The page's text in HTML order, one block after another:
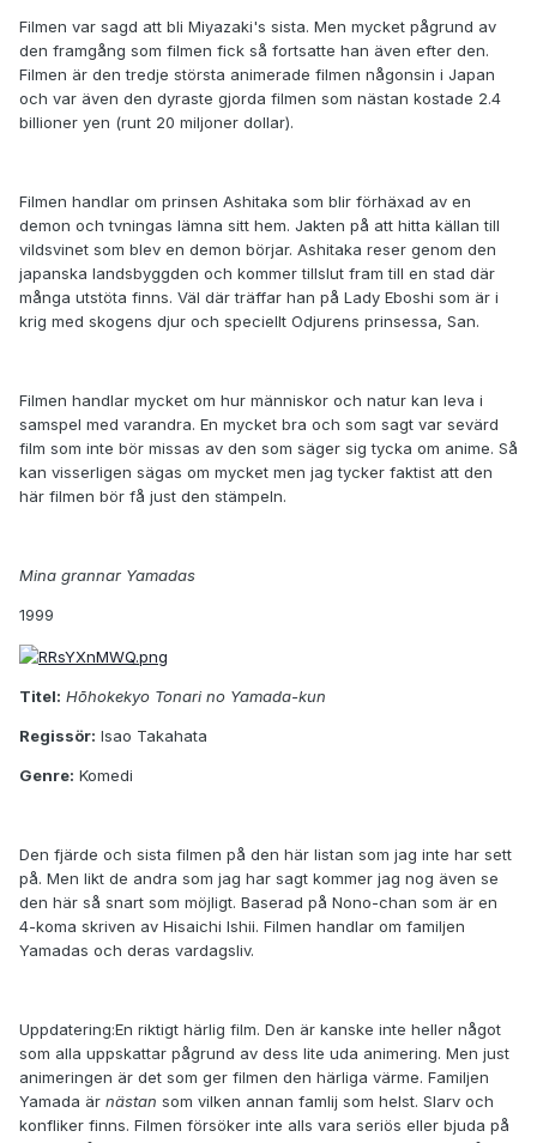
Filmen var sagd att bli Miyazaki's sista. Men mycket pågrund av
den framgång som filmen fick så fortsatte han även efter den.
Filmen är den tredje största animerade filmen någonsin i Japan
och var även den dyraste gjorda filmen som nästan kostade 2.4
billioner yen (runt 20 miljoner dollar).
Filmen handlar om prinsen Ashitaka som blir förhäxad av en
demon och tvningas lämna sitt hem. Jakten på att hitta källan till
vildsvinet som blev en demon börjar. Ashitaka reser genom den
japanska landsbyggden och kommer tillslut fram till en stad där
många utstöta finns. Väl där träffar han på Lady Eboshi som är i
krig med skogens djur och speciellt Odjurens prinsessa, San.
Filmen handlar mycket om hur människor och natur kan leva i
samspel med varandra. En mycket bra och som sagt var sevärd
film som inte bör missas av den som säger sig tycka om anime. Så
kan visserligen sägas om mycket men jag tycker faktist att den
här filmen bör få just den stämpeln.
Mina grannar Yamadas
1999
Titel: Hōhokekyo Tonari no Yamada-kun
Regissör: Isao Takahata
Genre: Komedi
Den fjärde och sista filmen på den här listan som jag inte har sett
på. Men likt de andra som jag har sagt kommer jag nog även se
den här så snart som möjligt. Baserad på Nono-chan som är en
4-koma skriven av Hisaichi Ishii. Filmen handlar om familjen
Yamadas och deras vardagsliv.
Uppdatering:En riktigt härlig film. Den är kanske inte heller något
som alla uppskattar pågrund av dess lite uda animering. Men just
animeringen är det som ger filmen den härliga värme. Familjen
Yamada är nästan som vilken annan famlij som helst. Slarv och
konfliker finns. Filmen försöker inte alls vara seriös eller bjuda på